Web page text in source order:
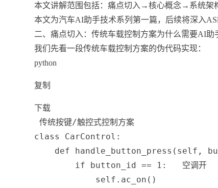
本文讲解范围包括：痛点切入→核心概念→系统
本文为汽车AI助手技术系列第一篇，后续将深入
二、痛点切入：传统车载控制方案为什么需要AI助
我们先看一段传统车载控制方案的伪代码实现：
python
复制
下载
传统按键/触控式控制方案
class
CarControl :
def
handle_button_press ( self ,
if button_id == 1 :
空调开
            self
. ac_on ( )